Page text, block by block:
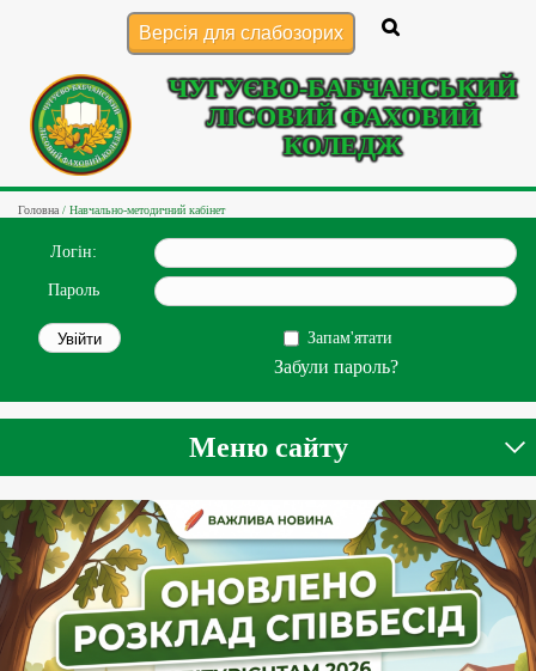
ЧУГУЄВО-БАБЧАНСЬКИЙ
ЛІСОВИЙ ФАХОВИЙ
КОЛЕДЖ
Версія для слабозорих
Головна / Навчально-методичний кабінет
Логін:
Пароль
Запам'ятати
Забули пароль?
Меню сайту